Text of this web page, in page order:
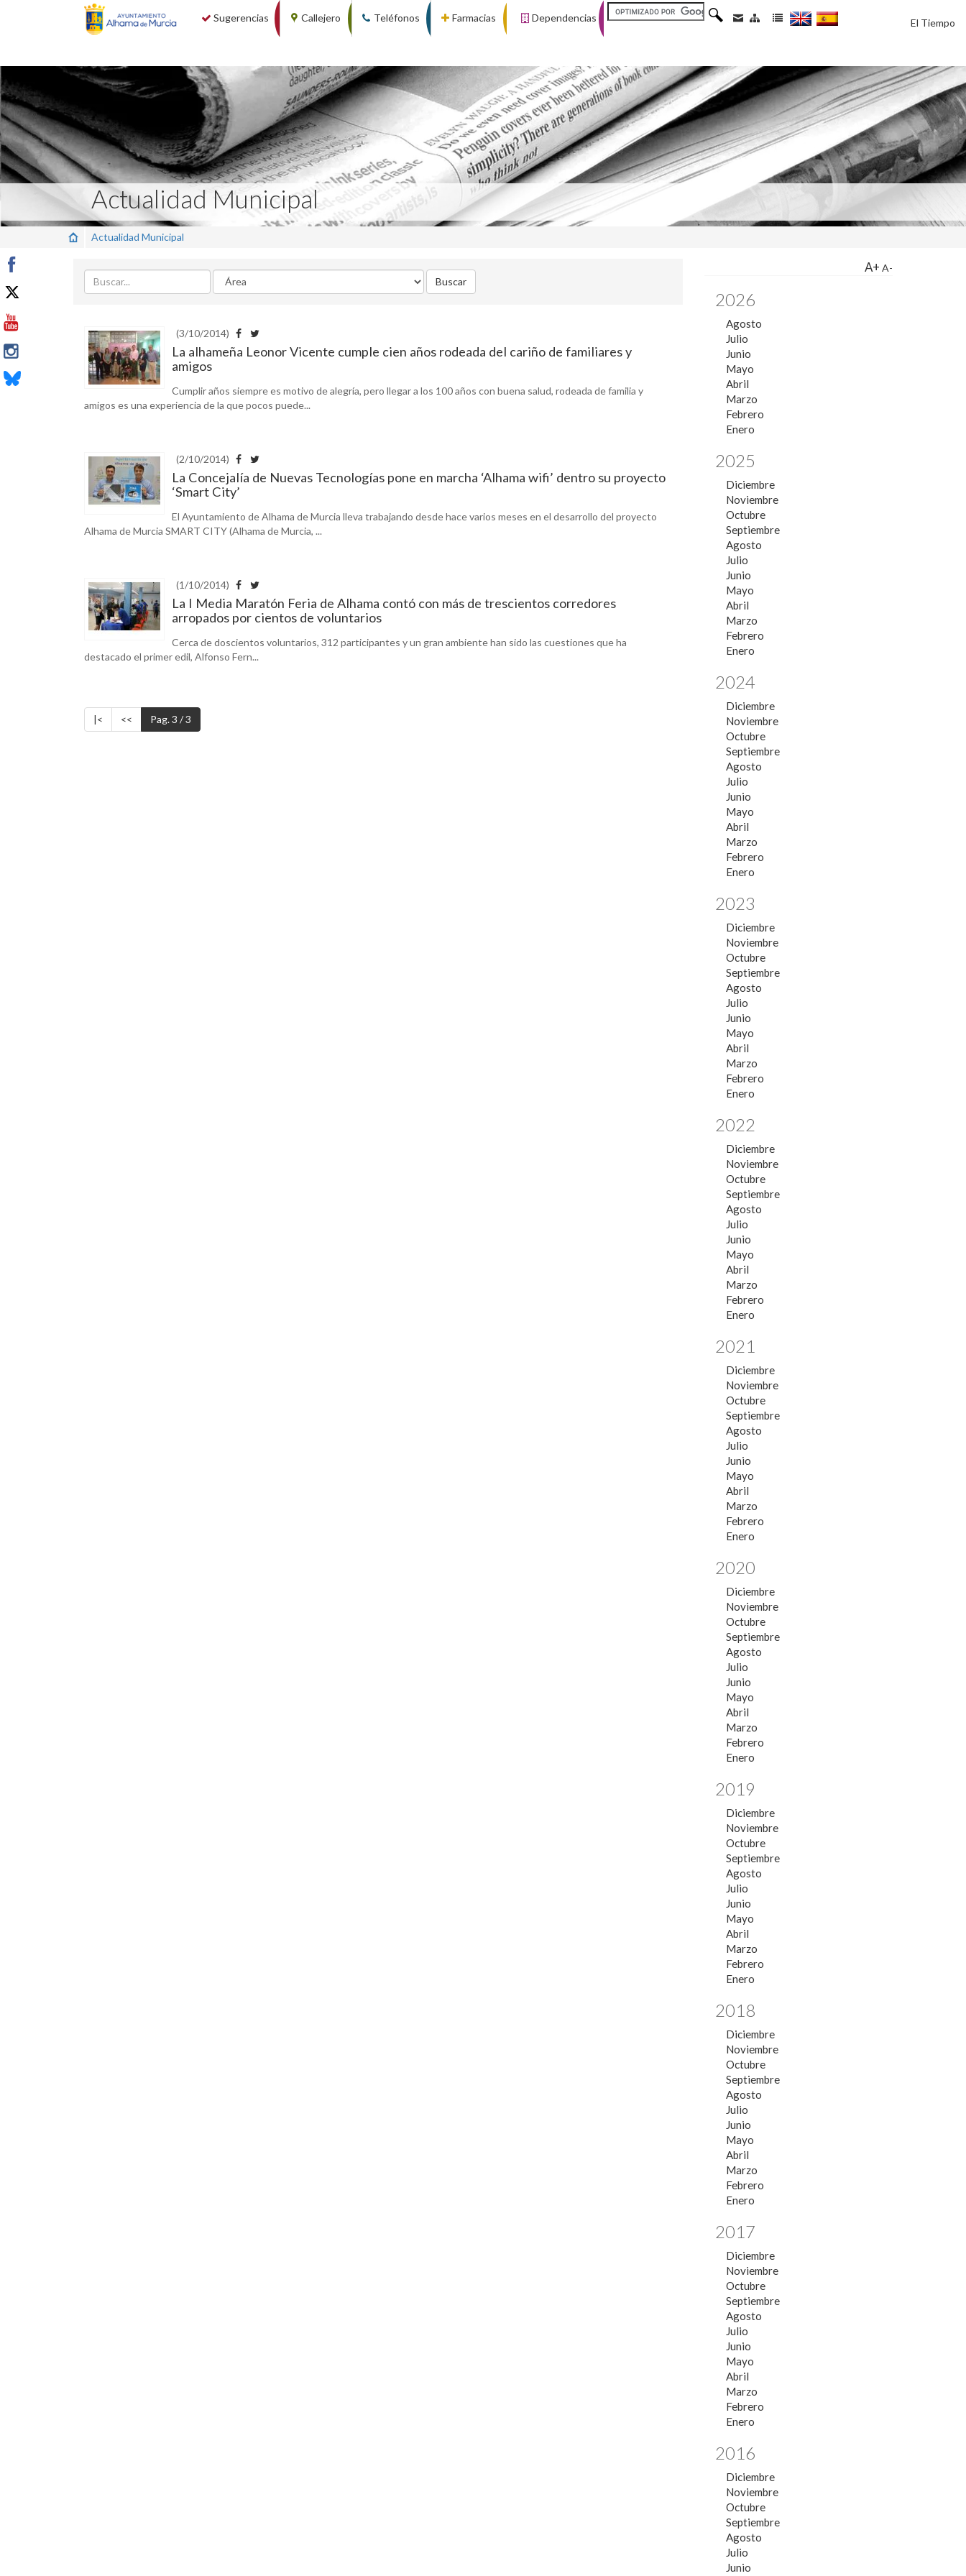
Sugerencias Callejero Teléfonos Farmacias Dependencias El Tiempo
Actualidad Municipal
Actualidad Municipal
Buscar Area Buscar
(3/10/2014)
La alhameña Leonor Vicente cumple cien años rodeada del cariño de familiares y
amigos
Cumplir años siempre es motivo de alegría, pero llegar a los 100 años con buena salud, rodeada de familia y
amigos es una experiencia de la que pocos puede...
(2/10/2014)
La Concejalía de Nuevas Tecnologías pone en marcha ‘Alhama wifi’ dentro su proyecto
‘Smart City’
El Ayuntamiento de Alhama de Murcia lleva trabajando desde hace varios meses en el desarrollo del proyecto
Alhama de Murcia SMART CITY (Alhama de Murcia, ...
(1/10/2014)
La I Media Maratón Feria de Alhama contó con más de trescientos corredores
arropados por cientos de voluntarios
Cerca de doscientos voluntarios, 312 participantes y un gran ambiente han sido las cuestiones que ha
destacado el primer edil, Alfonso Fern...
|< << Pag. 3 / 3
A+ A-
2026
Agosto
Julio
Junio
Mayo
Abril
Marzo
Febrero
Enero
2025
Diciembre
Noviembre
Octubre
Septiembre
Agosto
Julio
Junio
Mayo
Abril
Marzo
Febrero
Enero
2024
Diciembre
Noviembre
Octubre
Septiembre
Agosto
Julio
Junio
Mayo
Abril
Marzo
Febrero
Enero
2023
Diciembre
Noviembre
Octubre
Septiembre
Agosto
Julio
Junio
Mayo
Abril
Marzo
Febrero
Enero
2022
Diciembre
Noviembre
Octubre
Septiembre
Agosto
Julio
Junio
Mayo
Abril
Marzo
Febrero
Enero
2021
Diciembre
Noviembre
Octubre
Septiembre
Agosto
Julio
Junio
Mayo
Abril
Marzo
Febrero
Enero
2020
Diciembre
Noviembre
Octubre
Septiembre
Agosto
Julio
Junio
Mayo
Abril
Marzo
Febrero
Enero
2019
Diciembre
Noviembre
Octubre
Septiembre
Agosto
Julio
Junio
Mayo
Abril
Marzo
Febrero
Enero
2018
Diciembre
Noviembre
Octubre
Septiembre
Agosto
Julio
Junio
Mayo
Abril
Marzo
Febrero
Enero
2017
Diciembre
Noviembre
Octubre
Septiembre
Agosto
Julio
Junio
Mayo
Abril
Marzo
Febrero
Enero
2016
Diciembre
Noviembre
Octubre
Septiembre
Agosto
Julio
Junio